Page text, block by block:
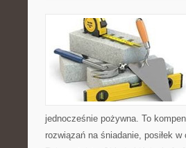
jednocześnie pożywna. To
rozwiązań na śniadanie, posiłek